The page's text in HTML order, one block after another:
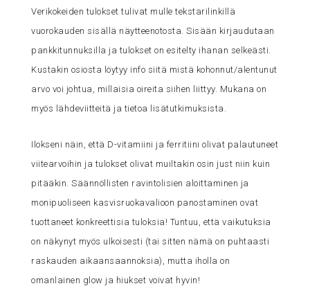
Verikokeiden tulokset tulivat mulle tekstarilinkillä
vuorokauden sisällä näytteenotosta. Sisään kirjaudutaan
pankkitunnuksilla ja tulokset on esitelty ihanan selkeästi.
Kustakin osiosta löytyy info siitä mistä kohonnut/alentunut
arvo voi johtua, millaisia oireita siihen liittyy. Mukana on
myös lähdeviitteitä ja tietoa lisätutkimuksista.
Ilokseni näin, että D-vitamiini ja ferritiini olivat palautuneet
viitearvoihin ja tulokset olivat muiltakin osin just niin kuin
pitääkin. Säännöllisten ravintolisien aloittaminen ja
monipuoliseen kasvisruokavalioon panostaminen ovat
tuottaneet konkreettisia tuloksia! Tuntuu, että vaikutuksia
on näkynyt myös ulkoisesti (tai sitten nämä on puhtaasti
raskauden aikaansaannoksia), mutta iholla on
omanlainen glow ja hiukset voivat hyvin!